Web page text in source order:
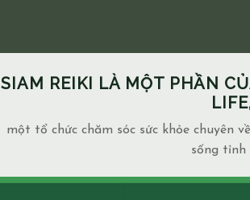
SIAM REIKI LÀ MỘT PHẦN
một tổ chức chăm sóc sức khỏe chuyên
sống tỉnh